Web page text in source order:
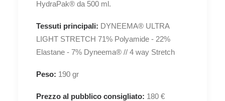
HydraPak® da 500 ml.
Tessuti principali: DYNEEMA® ULTRA
LIGHT STRETCH 71% Polyamide - 22%
Elastane - 7% Dyneema® // 4 way Stretch
Peso: 190 gr
Prezzo al pubblico consigliato: 180 €